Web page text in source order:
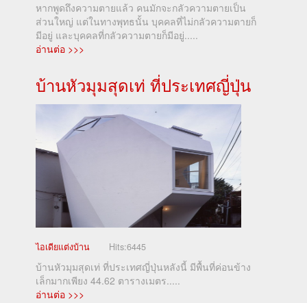
หากพูดถึงความตายแล้ว คนมักจะกลัวความตายเป็น
ส่วนใหญ่ แต่ในทางพุทธนั้น บุคคลที่ไม่กลัวความตายก็
มีอยู่ และบุคคลที่กลัวความตายก็มีอยู่.....
อ่านต่อ >>>
บ้านหัวมุมสุดเท่ ที่ประเทศญี่ปุ่น
ไอเดียแต่งบ้าน Hits:6445
บ้านหัวมุมสุดเท่ ที่ประเทศญี่ปุ่นหลังนี้ มีพื้นที่ค่อนข้าง
เล็กมากเพียง 44.62 ตารางเมตร.....
อ่านต่อ >>>